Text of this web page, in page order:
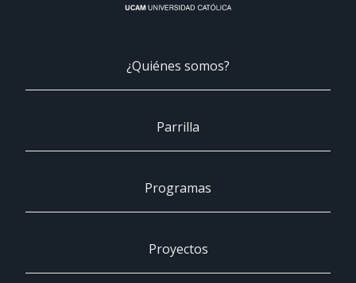
¿Quiénes somos?
Parrilla
Programas
Proyectos